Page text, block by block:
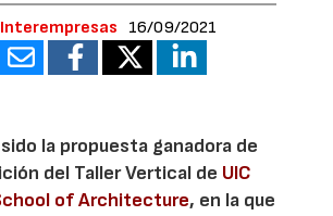
16/09/2021
sido la propuesta ganadora de
del Taller Vertical de UIC
of Architecture, en la que